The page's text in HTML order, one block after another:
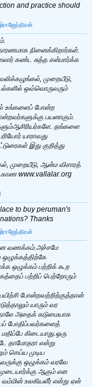
and practice should
நினைக்கிறார்கள்.
கண்ட சுத்த சன்மார்க்க
முறையீடு,
ஒவ்வொருவரும்
உங்களைப் போன்ற
பயனாகும்.
தங்களை
யாராவது
இது குறித்து
முறையீடு, ஆன்ம விசாரத்
www.vallalar.org
to buy peruman's
Thanks
வணக்கம்.அச்சமே
ஒழுக்கம் பற்றிக் கூற
பற்றிப் பெற்றோரும்
போன்றவற்றிற்குத்தான்
யாரும் வர
அதைக் கடுமையாக
போதிப்பவர்களைத்
கிடையாது.ஒரு
தாமோதரா என்று
செய்ய முடிய
ஒழுக்கம் வரவே
ஆகும் என
உலகியலீர் என்று ஏன்